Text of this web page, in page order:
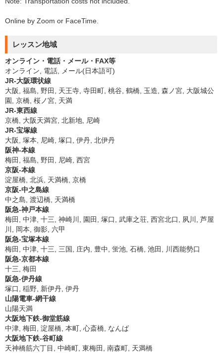
Online by Zoom or FaceTime.
レッスン地域
オンライン・電話・メール・FAX等
オンライン, 電話, メール(日本語可)
JR-大阪環状線
大阪, 福島, 野田, 天王寺, 寺田町, 桃谷, 鶴橋, 玉造, 森ノ宮, 大阪城公
園, 京橋, 桜ノ宮, 天満
JR-東西線
京橋, 大阪天満宮, 北新地, 尼崎
JR-宝塚線
大阪, 塚本, 尼崎, 塚口, 伊丹, 北伊丹
阪神-本線
梅田, 福島, 野田, 尼崎, 西宮
京阪-本線
淀屋橋, 北浜, 天満橋, 京橋
京阪-中之島線
中之島, 渡辺橋, 天満橋
阪急-神戸本線
梅田, 中津, 十三, 神崎川, 園田, 塚口, 武庫之荘, 西宮北口, 夙川, 芦屋
川, 岡本, 御影, 六甲
阪急-宝塚本線
梅田, 中津, 十三, 三国, 庄内, 豊中, 蛍池, 石橋, 池田, 川西能勢口
阪急-京都本線
十三, 梅田
阪急-伊丹線
塚口, 稲野, 新伊丹, 伊丹
山陽電車-網干線
山陽天満
大阪地下鉄-御堂筋線
中津, 梅田, 淀屋橋, 本町, 心斎橋, なんば
大阪地下鉄-谷町線
天神橋筋六丁目, 中崎町, 東梅田, 南森町, 天満橋